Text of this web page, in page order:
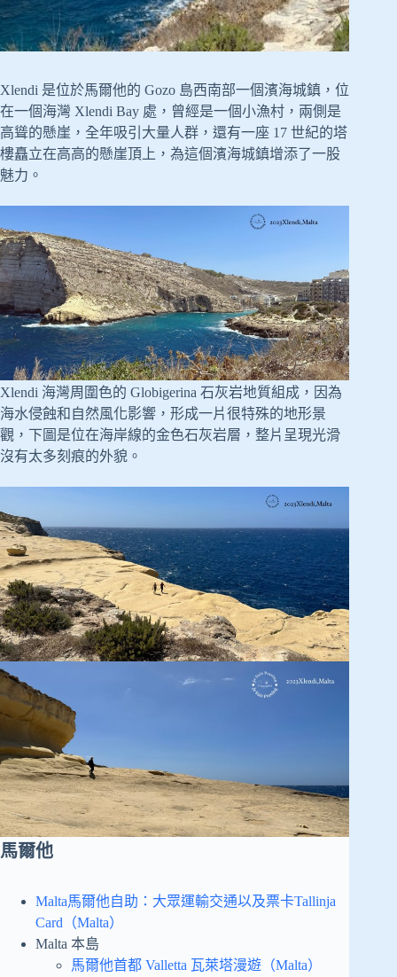
Xlendi 是位於馬爾他的 Gozo 島西南部一個濱海城鎮，位
在一個海灣 Xlendi Bay 處，曾經是一個小漁村，兩側是
高聳的懸崖，全年吸引大量人群，還有一座 17 世紀的塔
樓矗立在高高的懸崖頂上，為這個濱海城鎮增添了一股
魅力。
Xlendi 海灣周圍色的 Globigerina 石灰岩地質組成，因為
海水侵蝕和自然風化影響，形成一片很特殊的地形景
觀，下圖是位在海岸線的金色石灰岩層，整片呈現光滑
沒有太多刻痕的外貌。
馬爾他
Malta馬爾他自助：大眾運輸交通以及票卡Tallinja
Card（Malta）
Malta 本島
馬爾他首都 Valletta 瓦萊塔漫遊（Malta）